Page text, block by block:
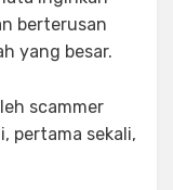
berterusan
yang besar.
scammer
pertama sekali,